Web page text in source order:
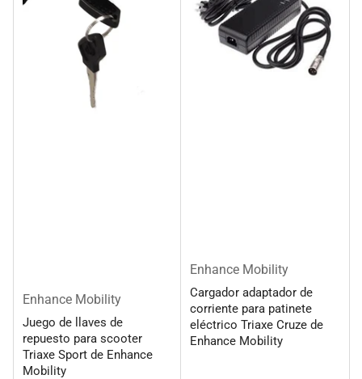
Enhance Mobility
Juego de llaves de
repuesto para scooter
Triaxe Sport de Enhance
Mobility
Enhance Mobility
Cargador adaptador de
corriente para patinete
eléctrico Triaxe Cruze de
Enhance Mobility